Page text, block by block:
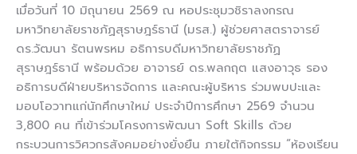
เมื่อวันที่ 10 มิถุนายน 2569 ณ หอประชุมวชิราลงกรณ
มหาวิทยาลัยราชภัฏสุราษฎร์ธานี (มรส.) ผู้ช่วยศาสตราจารย์
ดร.วัฒนา รัตนพรหม อธิการบดีมหาวิทยาลัยราชภัฏ
สุราษฎร์ธานี พร้อมด้วย อาจารย์ ดร.พลกฤต แสงอาวุธ รอง
อธิการบดีฝ่ายบริหารจัดการ และคณะผู้บริหาร ร่วมพบปะและ
มอบโอวาทแก่นักศึกษาใหม่ ประจำปีการศึกษา 2569 จำนวน
3,800 คน ที่เข้าร่วมโครงการพัฒนา Soft Skills ด้วย
กระบวนการวิศวกรสังคมอย่างยั่งยืน ภายใต้กิจกรรม “ห้องเรียน